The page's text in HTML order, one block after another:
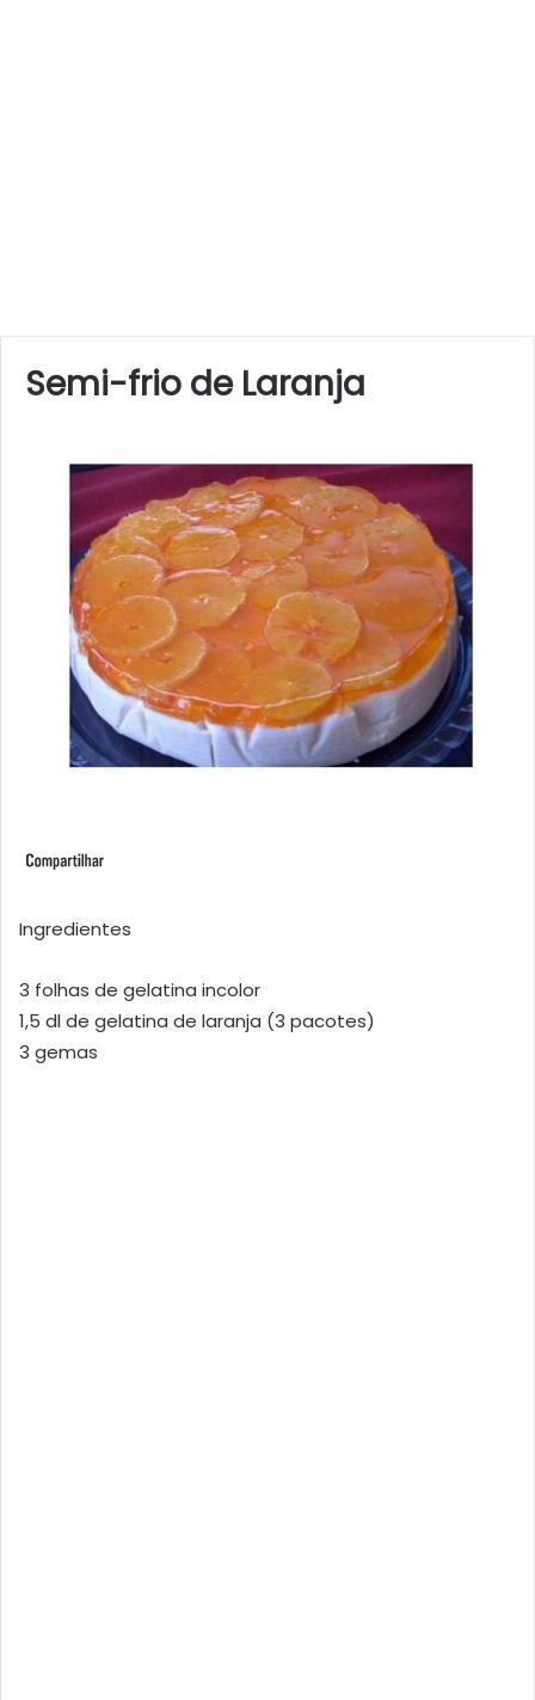
Semi-frio de Laranja
Ingredientes
3 folhas de gelatina incolor
1,5 dl de gelatina de laranja (3 pacotes)
3 gemas